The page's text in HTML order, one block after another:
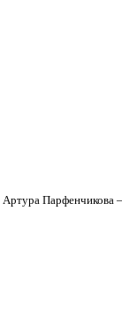
Артура Парфенчикова